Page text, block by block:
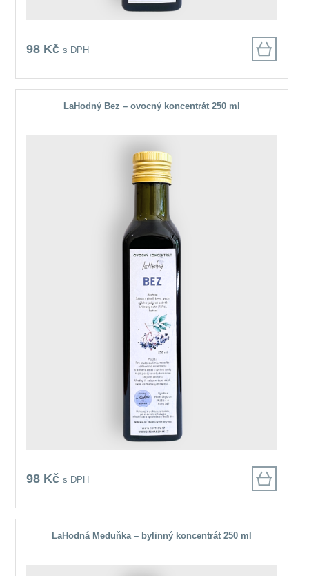
98 Kčs DPH
LaHodný Bez – ovocný koncentrát 250 ml
98 Kčs DPH
LaHodná Meduňka – bylinný koncentrát 250 ml